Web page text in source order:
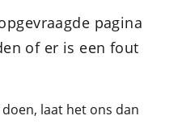
pagina
of er is een fout
laat het ons dan